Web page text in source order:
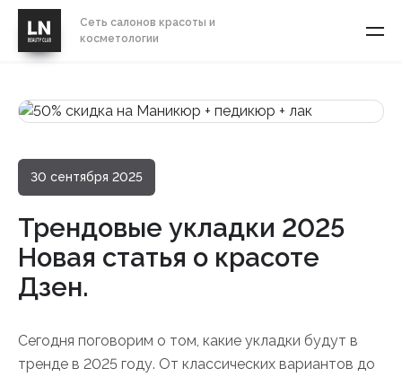
Сеть салонов красоты и
косметологии
30 сентября 2025
Трендовые укладки 2025
Новая статья о красоте
Дзен.
Сегодня поговорим о том, какие укладки будут в
тренде в 2025 году. От классических вариантов до